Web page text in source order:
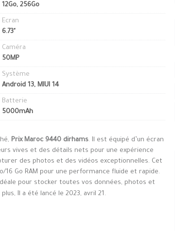
12Go, 256Go
Ecran
6.73"
Caméra
50MP
Système
Android 13, MIUI 14
Batterie
5000mAh
Prix Maroc 9440 dirhams. Il est équipé d’un écran
vives et des détails nets pour une expérience
des photos et des vidéos exceptionnelles. Cet
16 Go RAM pour une performance fluide et rapide.
pour stocker toutes vos données, photos et
Il a été lancé le 2023, avril 21.